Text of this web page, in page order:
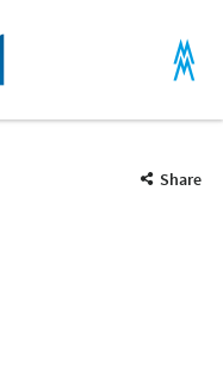
Share